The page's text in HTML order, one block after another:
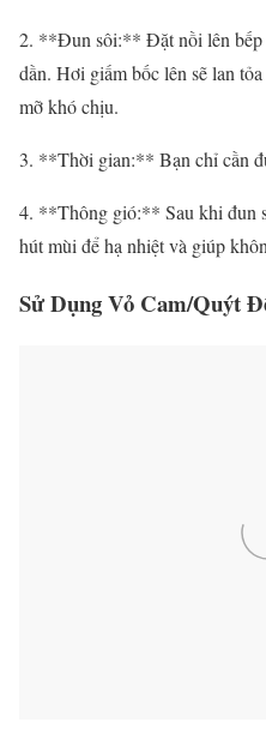
2. **Đun sôi:** Đặt nồi lên bếp
dần. Hơi giấm bốc lên sẽ lan
mỡ khó chịu.
3. **Thời gian:** Bạn chỉ cần
4. **Thông gió:** Sau khi đun
hút mùi để hạ nhiệt và giúp
Sử Dụng Vỏ Cam/Quýt